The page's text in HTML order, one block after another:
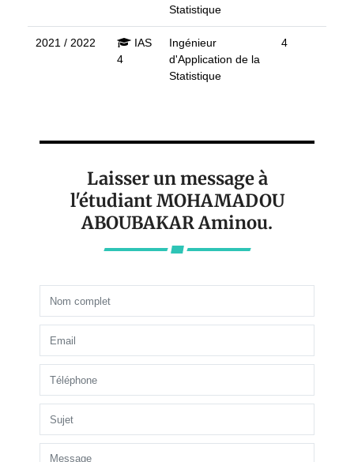
Statistique
2021 / 2022
IAS
4
Ingénieur
d'Application de la
Statistique
4
Laisser un message à
l'étudiant MOHAMADOU
ABOUBAKAR Aminou.